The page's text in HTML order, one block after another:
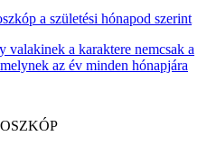
a születési hónapod szerint
a karaktere nemcsak a
az év minden hónapjára